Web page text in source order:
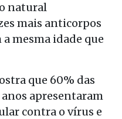
natural
mais anticorpos
mesma idade que
que 60% das
apresentaram
contra o vírus e